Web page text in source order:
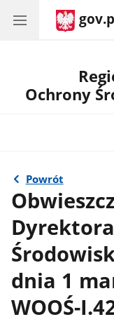
Ochrony
Powrót
dnia 1
WOOŚ-